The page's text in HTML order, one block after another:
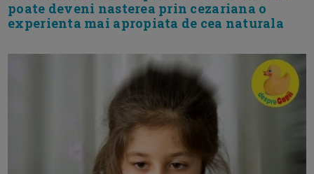
poate deveni nasterea prin cezariana o
experienta mai apropiata de cea naturala